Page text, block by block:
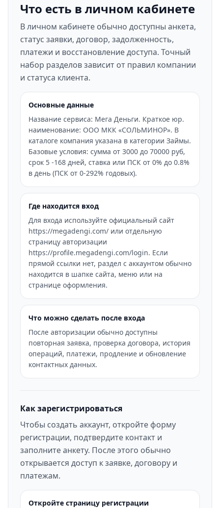
Что есть в личном кабинете
В личном кабинете обычно доступны анкета,
статус заявки, договор, задолженность,
платежи и восстановление доступа. Точный
набор разделов зависит от правил компании
и статуса клиента.
Основные данные
Название сервиса: Мега Деньги. Краткое юр.
наименование: ООО МКК «СОЛЬМИНОР». В
каталоге компания указана в категории Займы.
Базовые условия: сумма от 3000 до 70000 руб,
срок 5 -168 дней, ставка или ПСК от 0% до 0.8%
в день (ПСК от 0-292% годовых).
Где находится вход
Для входа используйте официальный сайт
https://megadengi.com/ или отдельную
страницу авторизации
https://profile.megadengi.com/login. Если
прямой ссылки нет, раздел с аккаунтом обычно
находится в шапке сайта, меню или на
странице оформления.
Что можно сделать после входа
После авторизации обычно доступны
повторная заявка, проверка договора, история
операций, платежи, продление и обновление
контактных данных.
Как зарегистрироваться
Чтобы создать аккаунт, откройте форму
регистрации, подтвердите контакт и
заполните анкету. После этого обычно
открывается доступ к заявке, договору и
платежам.
Откройте страницу регистрации